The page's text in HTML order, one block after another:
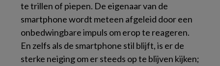
te trillen of piepen. De eigenaar van de
smartphone wordt meteen afgeleid door een
onbedwingbare impuls om erop te reageren.
En zelfs als de smartphone stil blijft, is er de
sterke neiging om er steeds op te blijven kijken;